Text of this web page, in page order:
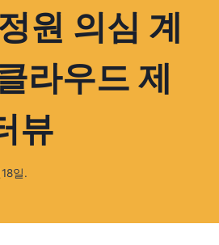
원 의심 계
라우드 제
뷰
일.